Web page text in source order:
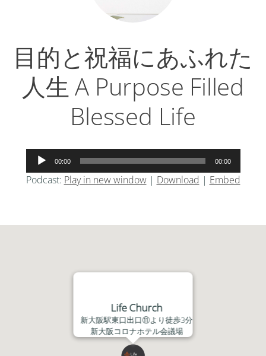
目的と祝福にあふれた
人生 A Purpose Filled
Blessed Life
声
プ
ヤ
00:00 00:00
Podcast: Play in new window| Download | Embed
Life Church
新大阪駅東口出口⑪より徒歩3分
新大阪コロナホテル会議場